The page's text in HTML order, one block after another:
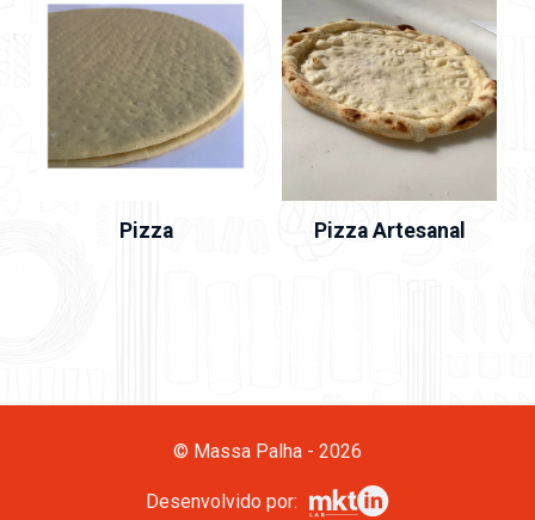
Pizza Pizza Artesanal
© Massa Palha - 2026
Desenvolvido por: